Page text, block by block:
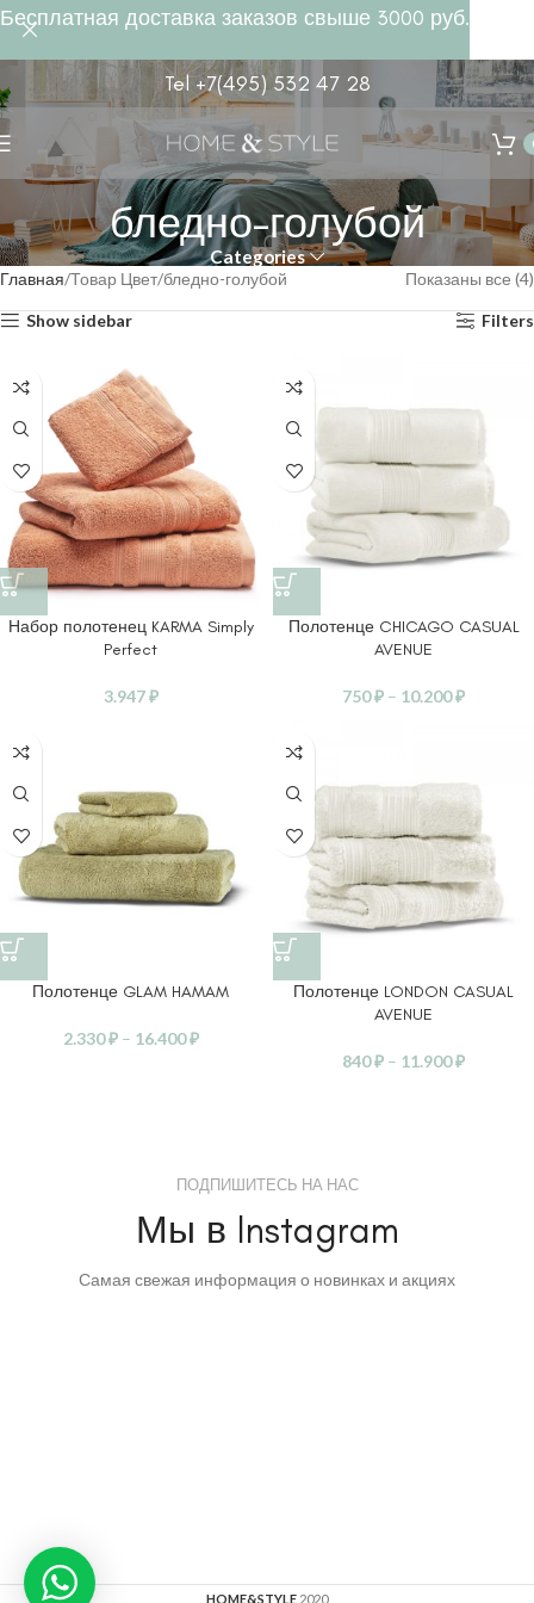
Tel +7(495) 532 47 28
бледно-голубой
Categories
Главная Товар Цвет бледно-голубой Показаны все (4)
Show sidebar Filters
Набор полотенец KARMA Simply
Perfect
3.947₽
Полотенце CHICAGO CASUAL
AVENUE
750₽ – 10.200₽
Полотенце GLAM HAMAM
2.330₽ – 16.400₽
Полотенце LONDON CASUAL
AVENUE
840₽ – 11.900₽
ПОДПИШИТЕСЬ НА НАС
Мы в Instagram
Самая свежая информация о новинках и акциях
HOME&STYLE 2020
Бесплатная доставка заказов свыше 3000 руб.